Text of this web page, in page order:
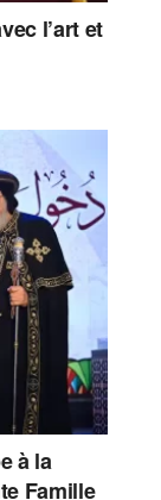
l’art et
à la
Famille